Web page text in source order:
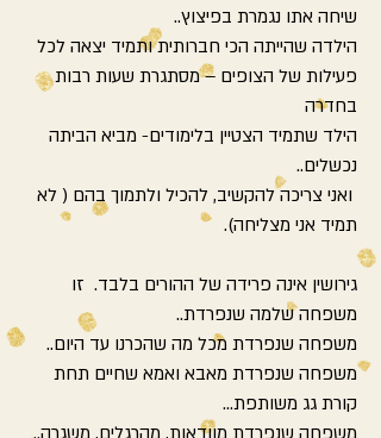
שיחה אתו נגמרת בפיצוץ..
הילדה שהייתה הכי חברותית ותמיד יצאה לכל
פעילות של הצופים – מסתגרת שעות רבות
בחדרה
הילד שתמיד הצטיין בלימודים- מביא הביתה
נכשלים..
ואני צריכה להקשיב, להכיל ולתמוך בהם ( לא
תמיד אני מצליחה).
גירושין אינה פרידה של ההורים בלבד. זו
משפחה שלמה שנפרדת..
משפחה שנפרדת מכל מה שהכרנו עד היום..
משפחה שנפרדת מאבא ואמא שחיים תחת
קורת גג משותפת...
משפחה שנפרדת מוודאות, מהרגלים, משגרה..